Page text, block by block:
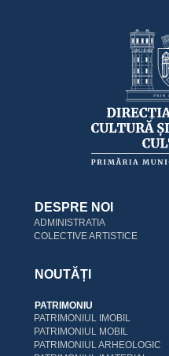
DESPRE NOI
ADMINISTRATIA
COLECTIVE ARTISTICE
NOUTĂȚI
PATRIMONIU
PATRIMONIUL IMOBIL
PATRIMONIUL MOBIL
PATRIMONIUL ARHEOLOGIC